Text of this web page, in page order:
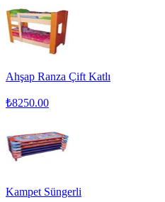
Ahşap Ranza Çift Katlı
₺8250.00
Kampet Süngerli